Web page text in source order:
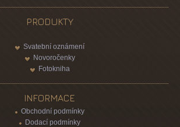
PRODUKTY
Svatební oznámení
Novoročenky
Fotokniha
INFORMACE
Obchodní podmínky
Dodací podmínky